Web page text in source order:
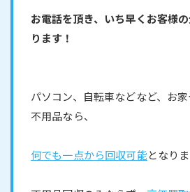
お電話を頂き、いち早くお客様
ります！
パソコン、自転車などなど、お
不用品なら、
何でも一点から回収可能となりま